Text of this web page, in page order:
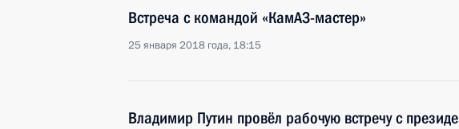
Встреча с командой «КамАЗ-мастер»
25 января 2018 года, 18:15
Владимир Путин провёл рабочую встречу с